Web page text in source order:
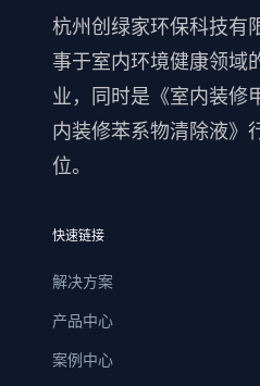
杭州创绿家环保科技有
事于室内环境健康领域
业，同时是《室内装修
内装修苯系物清除液》
位。
快速链接
解决方案
产品中心
案例中心